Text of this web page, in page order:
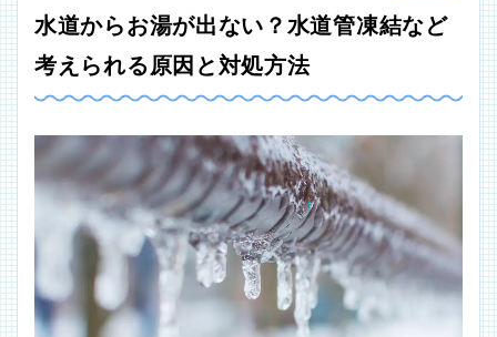
水道からお湯が出ない？水道管凍結など
考えられる原因と対処方法